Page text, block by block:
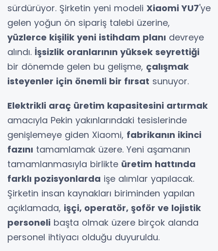
sürdürüyor. Şirketin yeni modeli Xiaomi YU7'ye
gelen yoğun ön sipariş talebi üzerine,
yüzlerce kişilik yeni istihdam planı devreye
alındı. İşsizlik oranlarının yüksek seyrettiği
bir dönemde gelen bu gelişme, çalışmak
isteyenler için önemli bir fırsat sunuyor.
Elektrikli araç üretim kapasitesini artırmak
amacıyla Pekin yakınlarındaki tesislerinde
genişlemeye giden Xiaomi, fabrikanın ikinci
fazını tamamlamak üzere. Yeni aşamanın
tamamlanmasıyla birlikte üretim hattında
farklı pozisyonlarda işe alımlar yapılacak.
Şirketin insan kaynakları biriminden yapılan
açıklamada, işçi, operatör, şoför ve lojistik
personeli başta olmak üzere birçok alanda
personel ihtiyacı olduğu duyuruldu.